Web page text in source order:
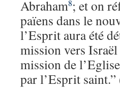
Abraham8; et on
païens dans le
l’Esprit aura été
mission vers
mission de
par l’Esprit